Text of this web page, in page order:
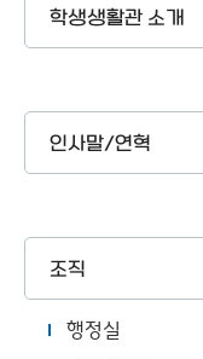
사이트맵
학생생활관 소개
인사말/연혁
조직
행정실